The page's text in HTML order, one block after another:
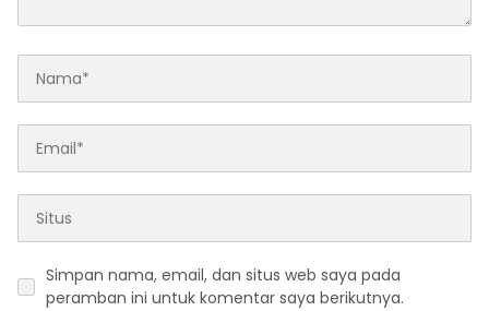
Simpan nama, email, dan situs web saya pada
peramban ini untuk komentar saya berikutnya.